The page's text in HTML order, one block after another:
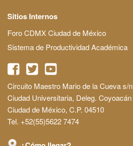
Sitios Internos
Foro CDMX Ciudad de México
Sistema de Productividad Académica
Circuito Maestro Mario de la Cueva s/n
Ciudad Universitaria, Deleg. Coyoacán
Ciudad de México, C.P. 04510
Tel. +52(55)5622 7474